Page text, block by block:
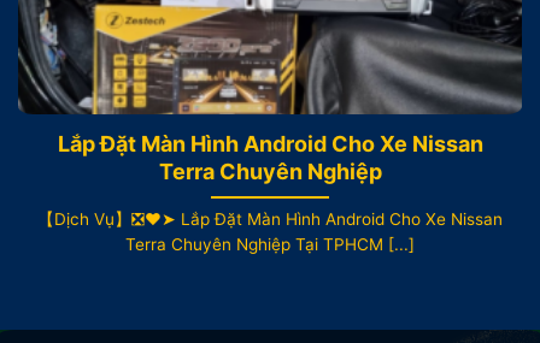
Lắp Đặt Màn Hình Android Cho Xe Nissan
Terra Chuyên Nghiệp
【Dịch Vụ】❎❤️➤ Lắp Đặt Màn Hình Android Cho Xe Nissan
Terra Chuyên Nghiệp Tại TPHCM [...]